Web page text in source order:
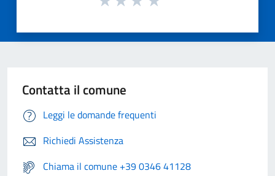
Contatta il comune
Leggi le domande frequenti
Richiedi Assistenza
Chiama il comune +39 0346 41128